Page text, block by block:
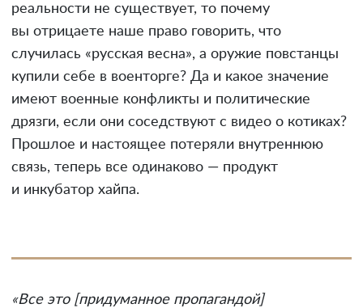
реальности не существует, то почему
вы отрицаете наше право говорить, что
случилась «русская весна», а оружие повстанцы
купили себе в военторге? Да и какое значение
имеют военные конфликты и политические
дрязги, если они соседствуют с видео о котиках?
Прошлое и настоящее потеряли внутреннюю
связь, теперь все одинаково — продукт
и инкубатор хайпа.
«Все это [придуманное пропагандой]